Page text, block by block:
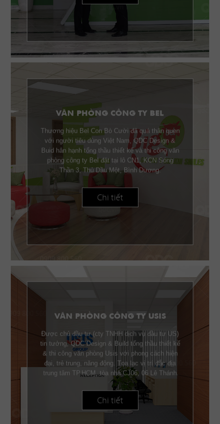
VĂN PHÒNG CÔNG TY BEL
Thương hiệu Bel Con Bò Cười đã quá thân quen
với người tiêu dùng Việt Nam, QDC Design &
Buid hân hạnh tổng thầu thiết kế và thi công văn
phòng công ty Bel đặt tại lô CN1, KCN Sóng
Thần 3, Thủ Dầu Một, Bình Dương.
Chi tiết
VĂN PHÒNG CÔNG TY USIS
Được chủ đầu tư (cty TNHH dịch vụ đầu tư US)
tin tưởng, QDC Design & Build tổng thầu thiết kế
& thi công văn phòng Usis với phong cách hiện
đại, trẻ trung, năng động. Tọa lạc vị trí đắc địa
trung tâm TP.HCM, tòa nhà CJ06, 06 Lê Thánh
Tôn Q.1, Usis được trang bị nội thất gỗ cao cấp
phù hợp với từng công năng sử dụng.
Chi tiết